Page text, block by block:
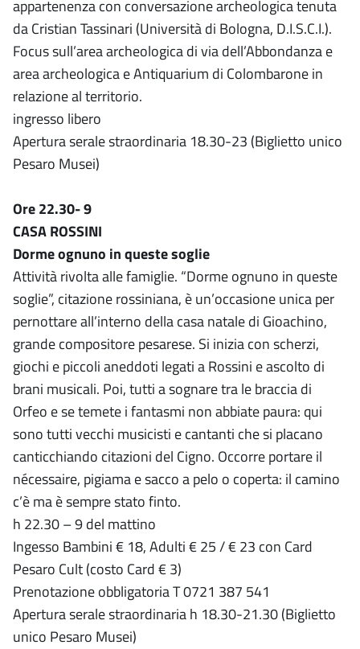
appartenenza con conversazione archeologica tenuta
da Cristian Tassinari (Università di Bologna, D.I.S.C.I.).
Focus sull’area archeologica di via dell’Abbondanza e
area archeologica e Antiquarium di Colombarone in
relazione al territorio.
ingresso libero
Apertura serale straordinaria 18.30-23 (Biglietto unico
Pesaro Musei)
Ore 22.30- 9
CASA ROSSINI
Dorme ognuno in queste soglie
Attività rivolta alle famiglie. “Dorme ognuno in queste
soglie”, citazione rossiniana, è un’occasione unica per
pernottare all’interno della casa natale di Gioachino,
grande compositore pesarese. Si inizia con scherzi,
giochi e piccoli aneddoti legati a Rossini e ascolto di
brani musicali. Poi, tutti a sognare tra le braccia di
Orfeo e se temete i fantasmi non abbiate paura: qui
sono tutti vecchi musicisti e cantanti che si placano
canticchiando citazioni del Cigno. Occorre portare il
nécessaire, pigiama e sacco a pelo o coperta: il camino
c’è ma è sempre stato finto.
h 22.30 – 9 del mattino
Ingesso Bambini € 18, Adulti € 25 / € 23 con Card
Pesaro Cult (costo Card € 3)
Prenotazione obbligatoria T 0721 387 541
Apertura serale straordinaria h 18.30-21.30 (Biglietto
unico Pesaro Musei)